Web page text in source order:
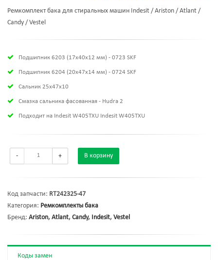
Ремкомплект бака для стиральных машин Indesit / Ariston / Atlant /
Candy / Vestel
Подшипник 6203 (17х40х12 мм) - 0723 SKF
Подшипник 6204 (20х47х14 мм) - 0724 SKF
Сальник 25x47x10
Смазка сальника фасованная - Hudra 2
Подходит на Indesit W405TXU Indesit W405TXU
- + В корзину
Код запчасти: RT242325-47
Категория: Ремкомплекты бака
Бренд: Ariston, Atlant, Candy, Indesit, Vestel
Коды замен